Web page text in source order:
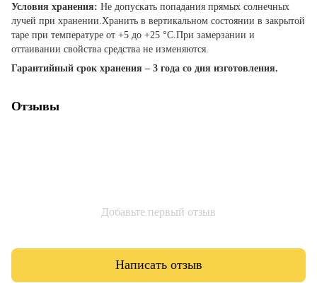
Условия хранения: Не допускать попадания прямых солнечных
лучей при хранении.Хранить в вертикальном состоянии в закрытой
таре при температуре от +5 до +25 °С.При замерзании и
оттаивании свойства средства не изменяются.
Гарантийный срок хранения – 3 года со дня изготовления.
Отзывы
Добавьте первый отзыв
Написать отзыв